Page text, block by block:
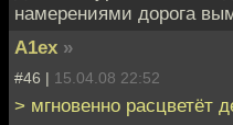
намерениями дорога
A1ex »
#46 | 15.04.08 22:52
> мгновенно расцветёт